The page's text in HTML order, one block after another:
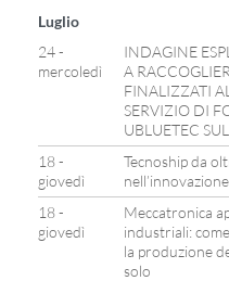
Luglio
24 -
mercoledì
INDAGINE
A
FINALIZZATI
SERVIZIO DI
UBLUETEC
18 -
giovedì
Tecnoship da
nell’innovazione
18 -
giovedì
Meccatronica
industriali:
la produzione
solo